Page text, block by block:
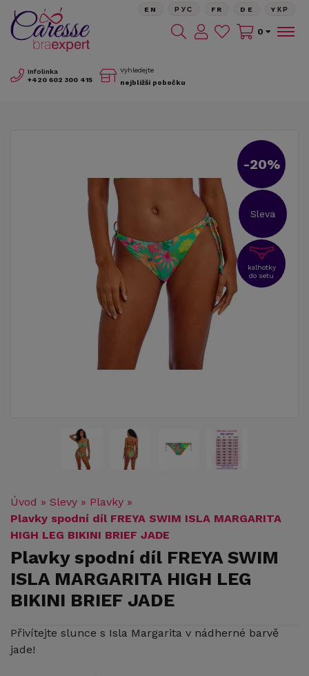
Infolinka
+420 602 300 415
Vyhledejte
nejbližší pobočku
EN РУС FR DE YКР
0
-20%
Sleva
kalhotky
do setu
Úvod » Slevy » Plavky »
Plavky spodní díl FREYA SWIM ISLA MARGARITA
HIGH LEG BIKINI BRIEF JADE
Plavky spodní díl FREYA SWIM
ISLA MARGARITA HIGH LEG
BIKINI BRIEF JADE
Přivítejte slunce s Isla Margarita v nádherné barvě
jade!